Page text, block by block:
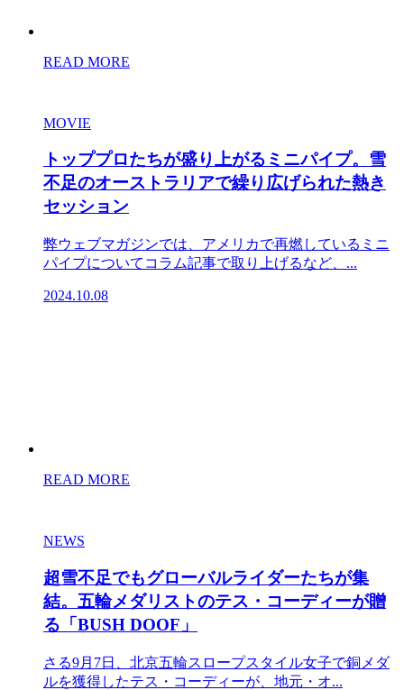
READ MORE
MOVIE
トッププロたちが盛り上がるミニパイプ。雪
不足のオーストラリアで繰り広げられた熱き
セッション
弊ウェブマガジンでは、アメリカで再燃しているミニ
パイプについてコラム記事で取り上げるなど、...
2024.10.08
READ MORE
NEWS
超雪不足でもグローバルライダーたちが集
結。五輪メダリストのテス・コーディーが贈
る「BUSH DOOF」
さる9月7日、北京五輪スロープスタイル女子で銅メダ
ルを獲得したテス・コーディーが、地元・オ...